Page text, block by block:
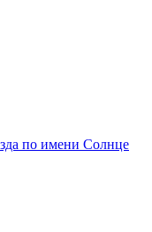
по имени Солнце